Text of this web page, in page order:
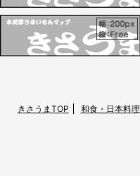
きさうまTOP 和食・日本料理